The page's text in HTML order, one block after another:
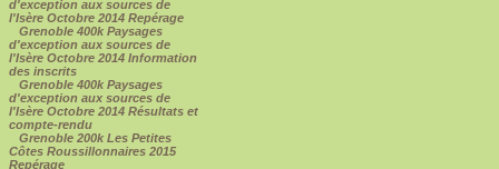
d'exception aux sources de
l'Isère Octobre 2014 Repérage
Grenoble 400k Paysages
d'exception aux sources de
l'Isère Octobre 2014 Information
des inscrits
Grenoble 400k Paysages
d'exception aux sources de
l'Isère Octobre 2014 Résultats et
compte-rendu
Grenoble 200k Les Petites
Côtes Roussillonnaires 2015
Repérage